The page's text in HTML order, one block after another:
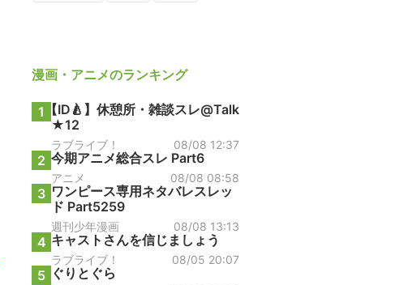
漫画・アニメのランキング
1 【ID🍐】休憩所・雑談スレ@Talk
★12
ラブライブ！ 08/08 12:37
2 今期アニメ総合スレ Part6
アニメ 08/08 08:58
3 ワンピース専用ネタバレスレッ
ド Part5259
週刊少年漫画 08/08 13:13
4 キャストさんを信じましょう
ラブライブ！ 08/05 20:07
5 ぐりとぐら